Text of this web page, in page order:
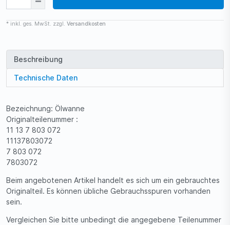
* inkl. ges. MwSt. zzgl. Versandkosten
Beschreibung
Technische Daten
Bezeichnung: Ölwanne
Originalteilenummer :
11 13 7 803 072
11137803072
7 803 072
7803072
Beim angebotenen Artikel handelt es sich um ein gebrauchtes
Originalteil. Es können übliche Gebrauchsspuren vorhanden
sein.
Vergleichen Sie bitte unbedingt die angegebene Teilenummer